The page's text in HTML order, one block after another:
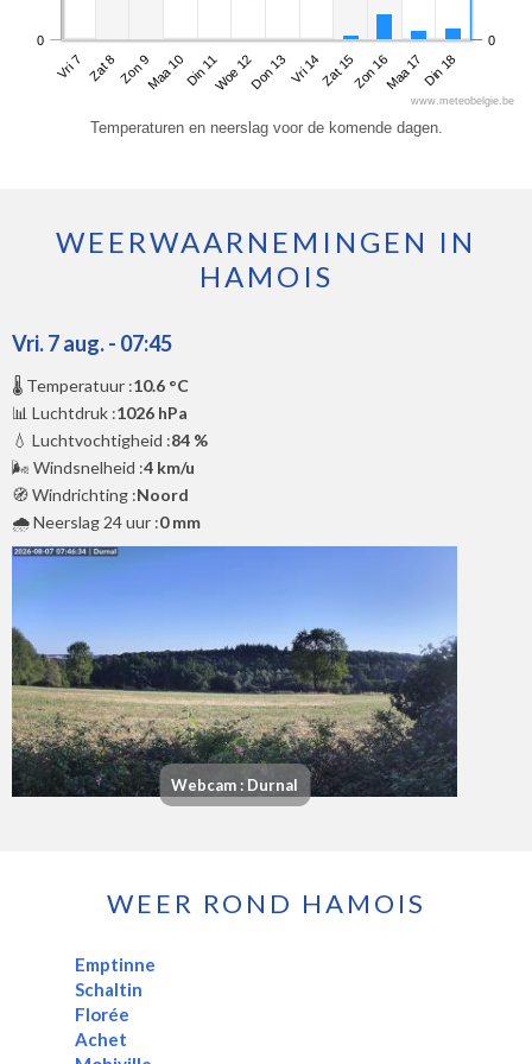
Vri 7 Zat 8Zon 9Maa 10Din 11Woe 12Don 13Vri 14Zat 15Zon 16Maa 17Din 18
0 0
www.meteobelgie.be
Temperaturen en neerslag voor de komende dagen.
WEERWAARNEMINGEN IN
HAMOIS
Vri. 7 aug. - 07:45
🌡️ Temperatuur :10.6 °C
📊 Luchtdruk :1026 hPa
💧 Luchtvochtigheid :84 %
🌬️ Windsnelheid :4 km/u
🧭 Windrichting :Noord
🌧️ Neerslag 24 uur :0 mm
Webcam : Durnal
WEER ROND HAMOIS
Emptinne
Schaltin
Florée
Achet